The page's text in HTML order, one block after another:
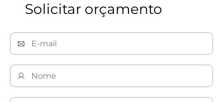
Solicitar orçamento